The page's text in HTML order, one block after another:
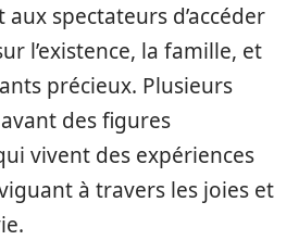
spectateurs d’accéder
l’existence, la famille, et
précieux. Plusieurs
des figures
vivent des expériences
à travers les joies et